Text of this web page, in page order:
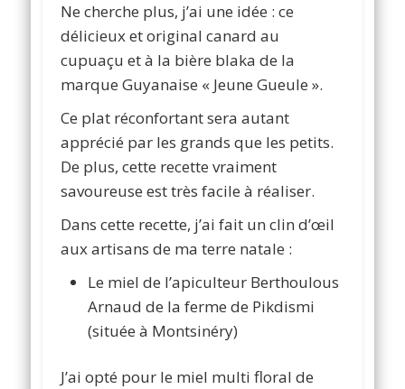
Ne cherche plus, j’ai une idée : ce
délicieux et original canard au
cupuaçu et à la bière blaka de la
marque Guyanaise « Jeune Gueule ».
Ce plat réconfortant sera autant
apprécié par les grands que les petits.
De plus, cette recette vraiment
savoureuse est très facile à réaliser.
Dans cette recette, j’ai fait un clin d’œil
aux artisans de ma terre natale :
Le miel de l’apiculteur Berthoulous
Arnaud de la ferme de Pikdismi
(située à Montsinéry)
J’ai opté pour le miel multi floral de